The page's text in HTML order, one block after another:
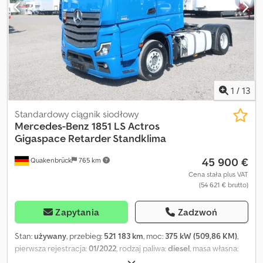
1 / 13
Quakenbrück 765 km
Standardowy ciągnik siodłowy
Mercedes-Benz 1851 LS Actros
Gigaspace Retarder Standklima
45 900 €
Cena stała plus VAT
(54 621 € brutto)
Zapytania Zadzwoń
Stan:używany, przebieg: 521 183 km, moc: 375 kW (509,86 KM),
pierwsza rejestracja:01/2022, rodzaj paliwa:diesel, masa własna:
, maksymalna waga ładunku: